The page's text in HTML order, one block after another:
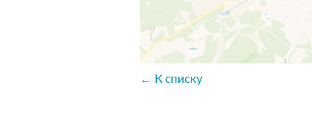
← К списку